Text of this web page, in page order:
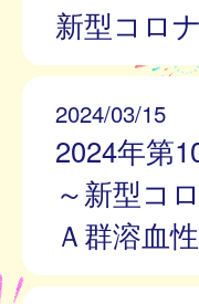
新型コロ
2024/03/15
2024年第
～新型コ
Ａ群溶血